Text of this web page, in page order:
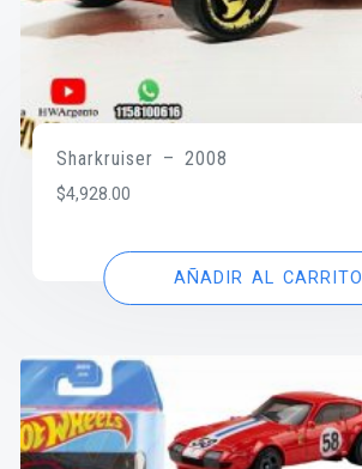
Sharkruiser – 2008
$4,928.00
AÑADIR AL CARRITO